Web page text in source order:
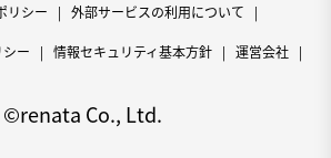
リシー 外部サービスの利用について
ー 情報セキュリティ基本方針 運営会社
©renata Co., Ltd.